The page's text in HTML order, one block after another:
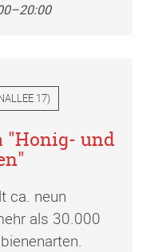
17)
"Honig- und
ca. neun
als 30.000